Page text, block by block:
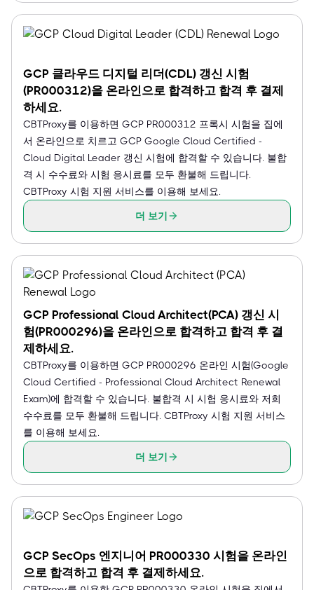
GCP 클라우드 디지털 리더(CDL) 갱신 시험
(PR000312)을 온라인으로 합격하고 합격 후 결제
하세요.
CBTProxy를 이용하면 GCP PR000312 프록시 시험을 집에
서 온라인으로 치르고 GCP Google Cloud Certified -
Cloud Digital Leader 갱신 시험에 합격할 수 있습니다. 불합
격 시 수수료와 시험 응시료를 모두 환불해 드립니다.
CBTProxy 시험 지원 서비스를 이용해 보세요.
더 보기
GCP Professional Cloud Architect(PCA) 갱신 시
험(PR000296)을 온라인으로 합격하고 합격 후 결
제하세요.
CBTProxy를 이용하면 GCP PR000296 온라인 시험(Google
Cloud Certified - Professional Cloud Architect Renewal
Exam)에 합격할 수 있습니다. 불합격 시 시험 응시료와 저희
수수료를 모두 환불해 드립니다. CBTProxy 시험 지원 서비스
를 이용해 보세요.
더 보기
GCP SecOps 엔지니어 PR000330 시험을 온라인
으로 합격하고 합격 후 결제하세요.